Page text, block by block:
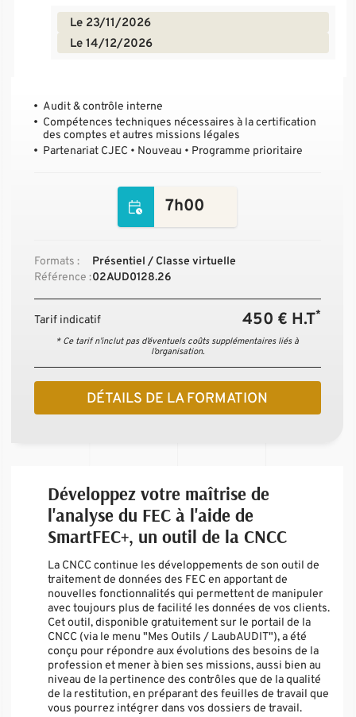
Le 23/11/2026
Le 14/12/2026
Audit & contrôle interne
Compétences techniques nécessaires à la certification
des comptes et autres missions légales
Partenariat CJEC • Nouveau • Programme prioritaire
7h00
Formats :
Présentiel / Classe virtuelle
Référence :02AUD0128.26
Tarif indicatif 450 € H.T*
* Ce tarif n’inclut pas d’éventuels coûts supplémentaires liés à
l’organisation.
DÉTAILS DE LA FORMATION
Développez votre maîtrise de
l'analyse du FEC à l'aide de
SmartFEC+, un outil de la CNCC
La CNCC continue les développements de son outil de
traitement de données des FEC en apportant de
nouvelles fonctionnalités qui permettent de manipuler
avec toujours plus de facilité les données de vos clients.
Cet outil, disponible gratuitement sur le portail de la
CNCC (via le menu "Mes Outils / LaubAUDIT"), a été
conçu pour répondre aux évolutions des besoins de la
profession et mener à bien ses missions, aussi bien au
niveau de la pertinence des contrôles que de la qualité
de la restitution, en préparant des feuilles de travail que
vous pourrez intégrer dans vos dossiers de travail.